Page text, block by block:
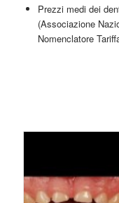
Prezzi medi dei
(Associazione
Nomenclatore